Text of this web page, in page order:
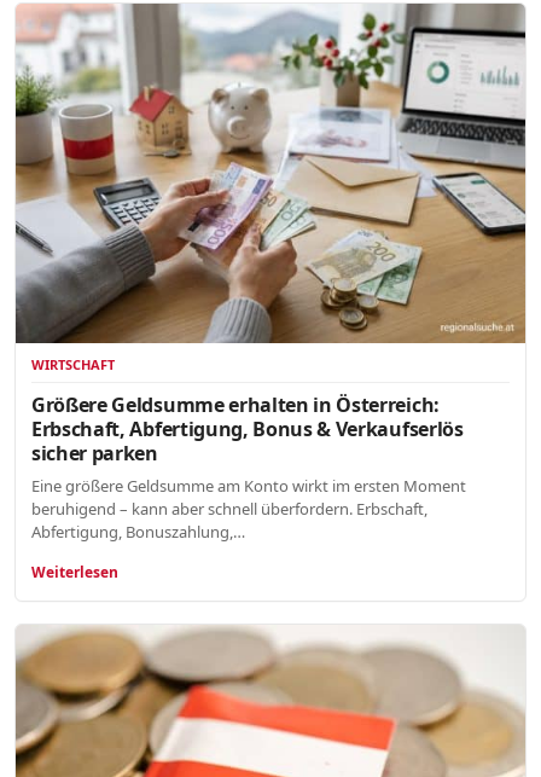
WIRTSCHAFT
Größere Geldsumme erhalten in Österreich:
Erbschaft, Abfertigung, Bonus & Verkaufserlös
sicher parken
Eine größere Geldsumme am Konto wirkt im ersten Moment
beruhigend – kann aber schnell überfordern. Erbschaft,
Abfertigung, Bonuszahlung,…
Weiterlesen